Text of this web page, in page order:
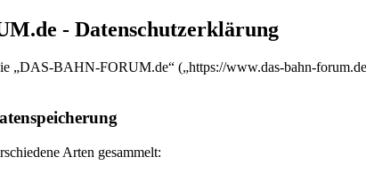
- Datenschutzerklärung
„DAS-BAHN-FORUM.de“ („https://www.das-bahn-
Arten gesammelt: